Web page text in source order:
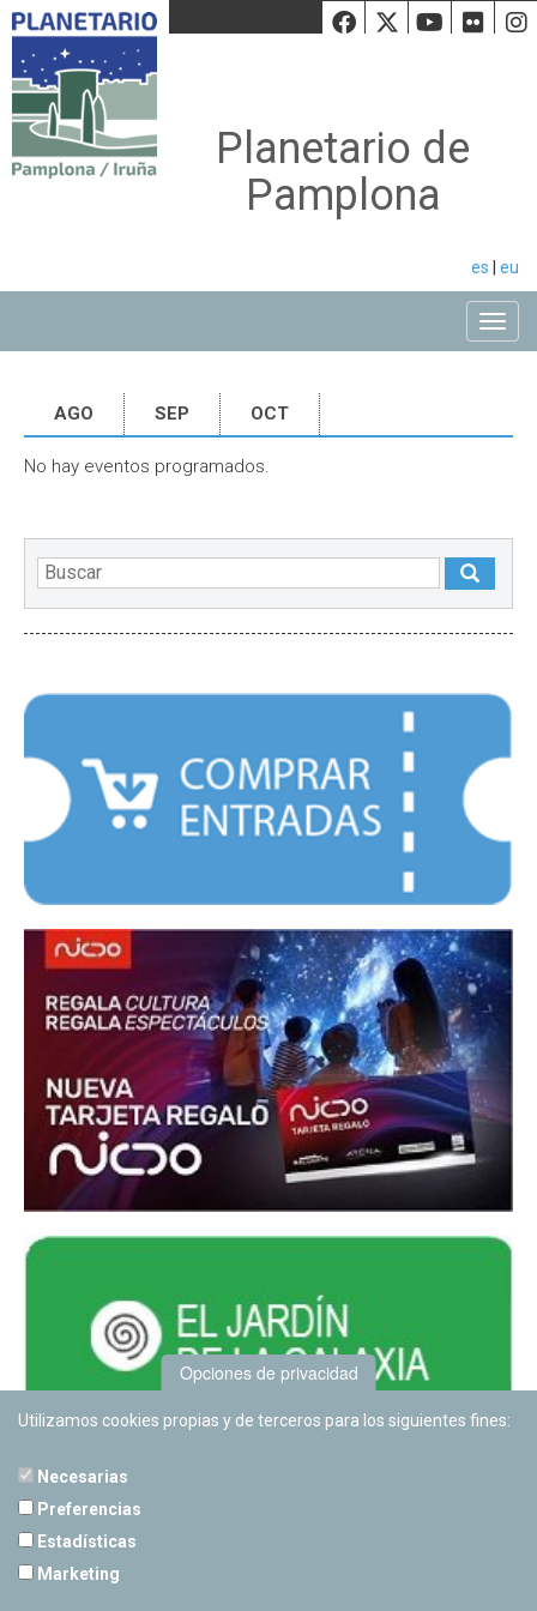
Facebook
Twiiter
Planetario de
Pamplona
es eu
AGO SEP OCT
No hay eventos programados.
Opciones de privacidad
Utilizamos cookies propias y de terceros para los siguientes fines:
Necesarias
Preferencias
Estadísticas
Marketing